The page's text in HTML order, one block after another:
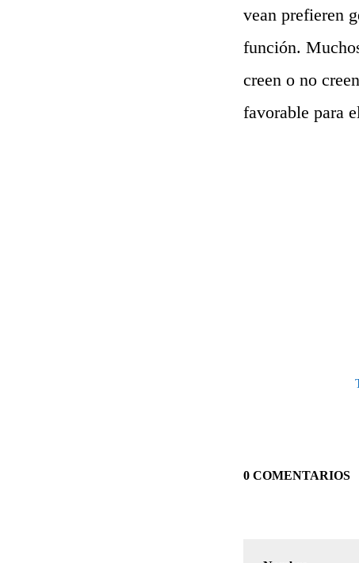
vean prefieren
función.
creen o no
favorable para
0 COMENTARIOS